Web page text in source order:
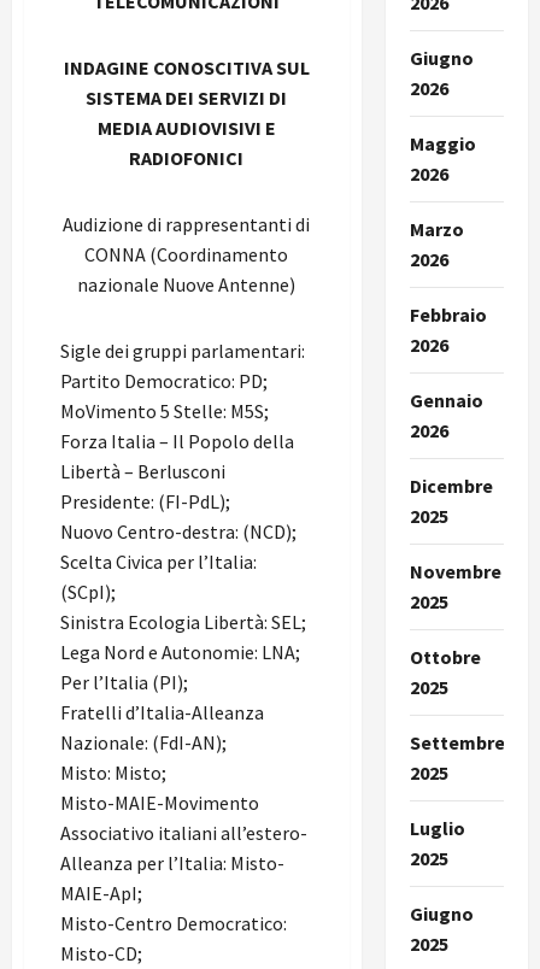
INDAGINE CONOSCITIVA SUL
SISTEMA DEI SERVIZI DI
MEDIA AUDIOVISIVI E
RADIOFONICI
Audizione di rappresentanti di
CONNA (Coordinamento
nazionale Nuove Antenne)
Sigle dei gruppi parlamentari:
Partito Democratico: PD;
MoVimento 5 Stelle: M5S;
Forza Italia – Il Popolo della
Libertà – Berlusconi
Presidente: (FI-PdL);
Nuovo Centro-destra: (NCD);
Scelta Civica per l’Italia:
(SCpI);
Sinistra Ecologia Libertà: SEL;
Lega Nord e Autonomie: LNA;
Per l’Italia (PI);
Fratelli d’Italia-Alleanza
Nazionale: (FdI-AN);
Misto: Misto;
Misto-MAIE-Movimento
Associativo italiani all’estero-
Alleanza per l’Italia: Misto-
MAIE-ApI;
Misto-Centro Democratico:
Misto-CD;
Giugno
2026
Maggio
2026
Marzo
2026
Febbraio
2026
Gennaio
2026
Dicembre
2025
Novembre
2025
Ottobre
2025
Settembre
2025
Luglio
2025
Giugno
2025